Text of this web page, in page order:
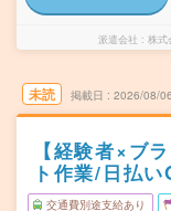
派遣会社 株式
未読 掲載日 2026/08/06
【経験者×ブ
ト作業/日払い
交通費別途支給あり